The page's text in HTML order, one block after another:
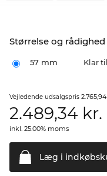
Størrelse og rådighed
57 mm Klar
Vejledende udsalgspris
2.489,34 kr.
inkl. 25.00% moms
Læg i